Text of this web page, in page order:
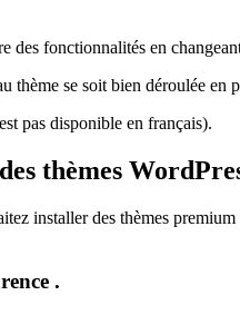
des fonctionnalités en
thème se soit bien déroulée en
pas disponible en français).
thèmes
installer des thèmes
.